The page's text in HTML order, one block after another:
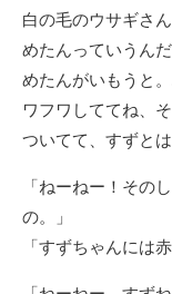
白の毛のウサギさ
めたんっていうん
めたんがいもうと
ワフワしててね、
ついてて、すずと
「ねーねー！その
の。」
「すずちゃんには